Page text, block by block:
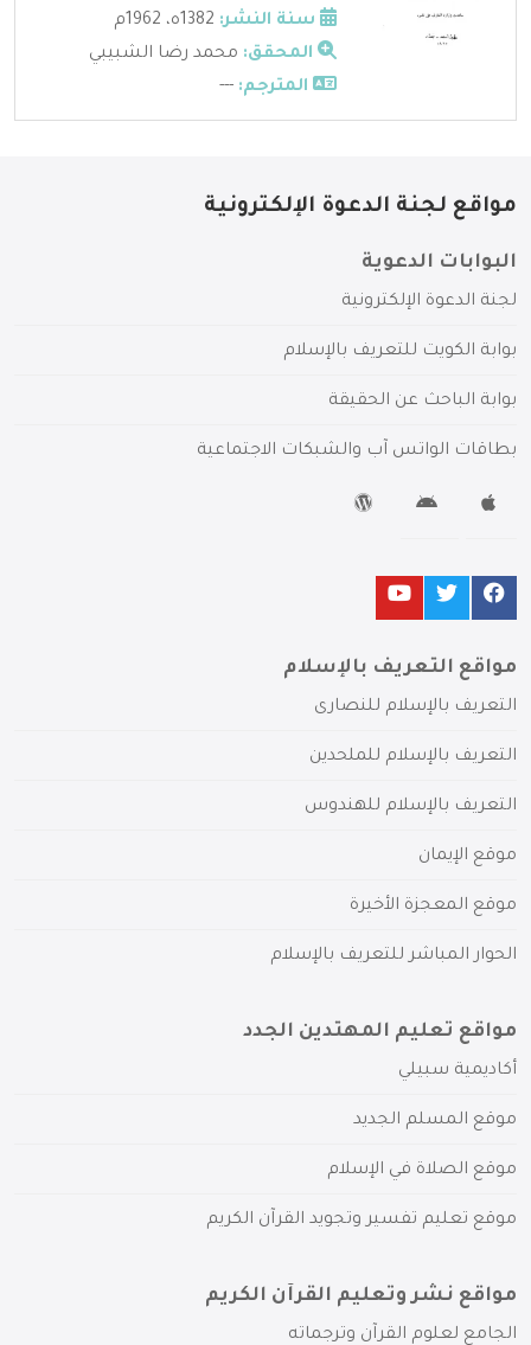
سنة النشر:
المحقق: محمد رضا الشبيبي
المترجم: ---
مواقع لجنة الدعوة الإلكترونية
البوابات الدعوية
لجنة الدعوة الإلكترونية
بوابة الكويت للتعريف بالإسلام
بوابة الباحث عن الحقيقة
بطاقات الواتس آب والشبكات الاجتماعية
مواقع التعريف بالإسلام
التعريف بالإسلام للنصارى
التعريف بالإسلام للملحدين
التعريف بالإسلام للهندوس
موقع الإيمان
موقع المعجزة الأخيرة
الحوار المباشر للتعريف بالإسلام
مواقع تعليم المهتدين الجدد
أكاديمية سبيلي
موقع المسلم الجديد
موقع الصلاة في الإسلام
موقع تعليم تفسير وتجويد القرآن الكريم
مواقع نشر وتعليم القرآن الكريم
الجامع لعلوم القرآن وترجماته